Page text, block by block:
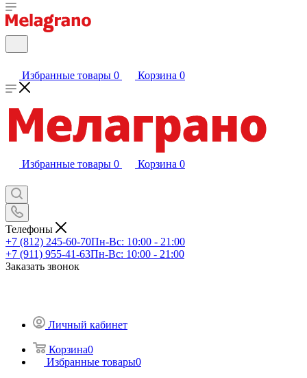
Избранные товары 0 Корзина 0
Избранные товары 0 Корзина 0
Телефоны
+7 (812) 245-60-70Пн-Вс: 10:00 - 21:00
+7 (911) 955-41-63Пн-Вс: 10:00 - 21:00
Заказать звонок
Личный кабинет
Корзина0
Избранные товары0